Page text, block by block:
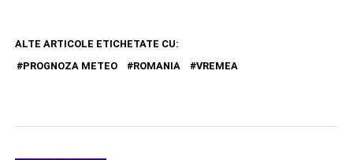
ALTE ARTICOLE ETICHETATE CU:
PROGNOZA METEO
ROMANIA VREMEA